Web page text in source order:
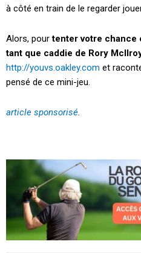
à côté en train de le regarder
Alors, pourtenter votre chance
tant que caddie de Rory
http://youvs.oakley.com et
pensé de ce mini-jeu.
article sponsorisé.